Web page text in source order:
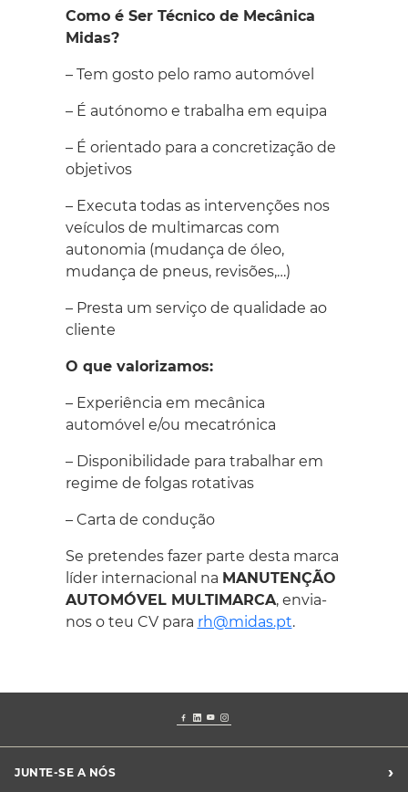
Como é Ser Técnico de Mecânica
Midas?
– Tem gosto pelo ramo automóvel
– É autónomo e trabalha em equipa
– É orientado para a concretização de
objetivos
– Executa todas as intervenções nos
veículos de multimarcas com
autonomia (mudança de óleo,
mudança de pneus, revisões,…)
– Presta um serviço de qualidade ao
cliente
O que valorizamos:
– Experiência em mecânica
automóvel e/ou mecatrónica
– Disponibilidade para trabalhar em
regime de folgas rotativas
– Carta de condução
Se pretendes fazer parte desta marca
líder internacional na MANUTENÇÃO
AUTOMÓVEL MULTIMARCA, envia-
nos o teu CV para rh@midas.pt.
JUNTE-SE A NÓS ›